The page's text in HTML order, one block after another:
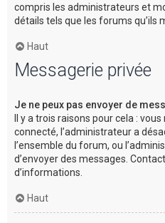
compris les administrateurs et
détails tels que les forums qu’ils
Haut
Messagerie privée
Je ne peux pas envoyer de
Il y a trois raisons pour cela :
connecté, l’administrateur a
l’ensemble du forum, ou
d’envoyer des messages.
d’informations.
Haut